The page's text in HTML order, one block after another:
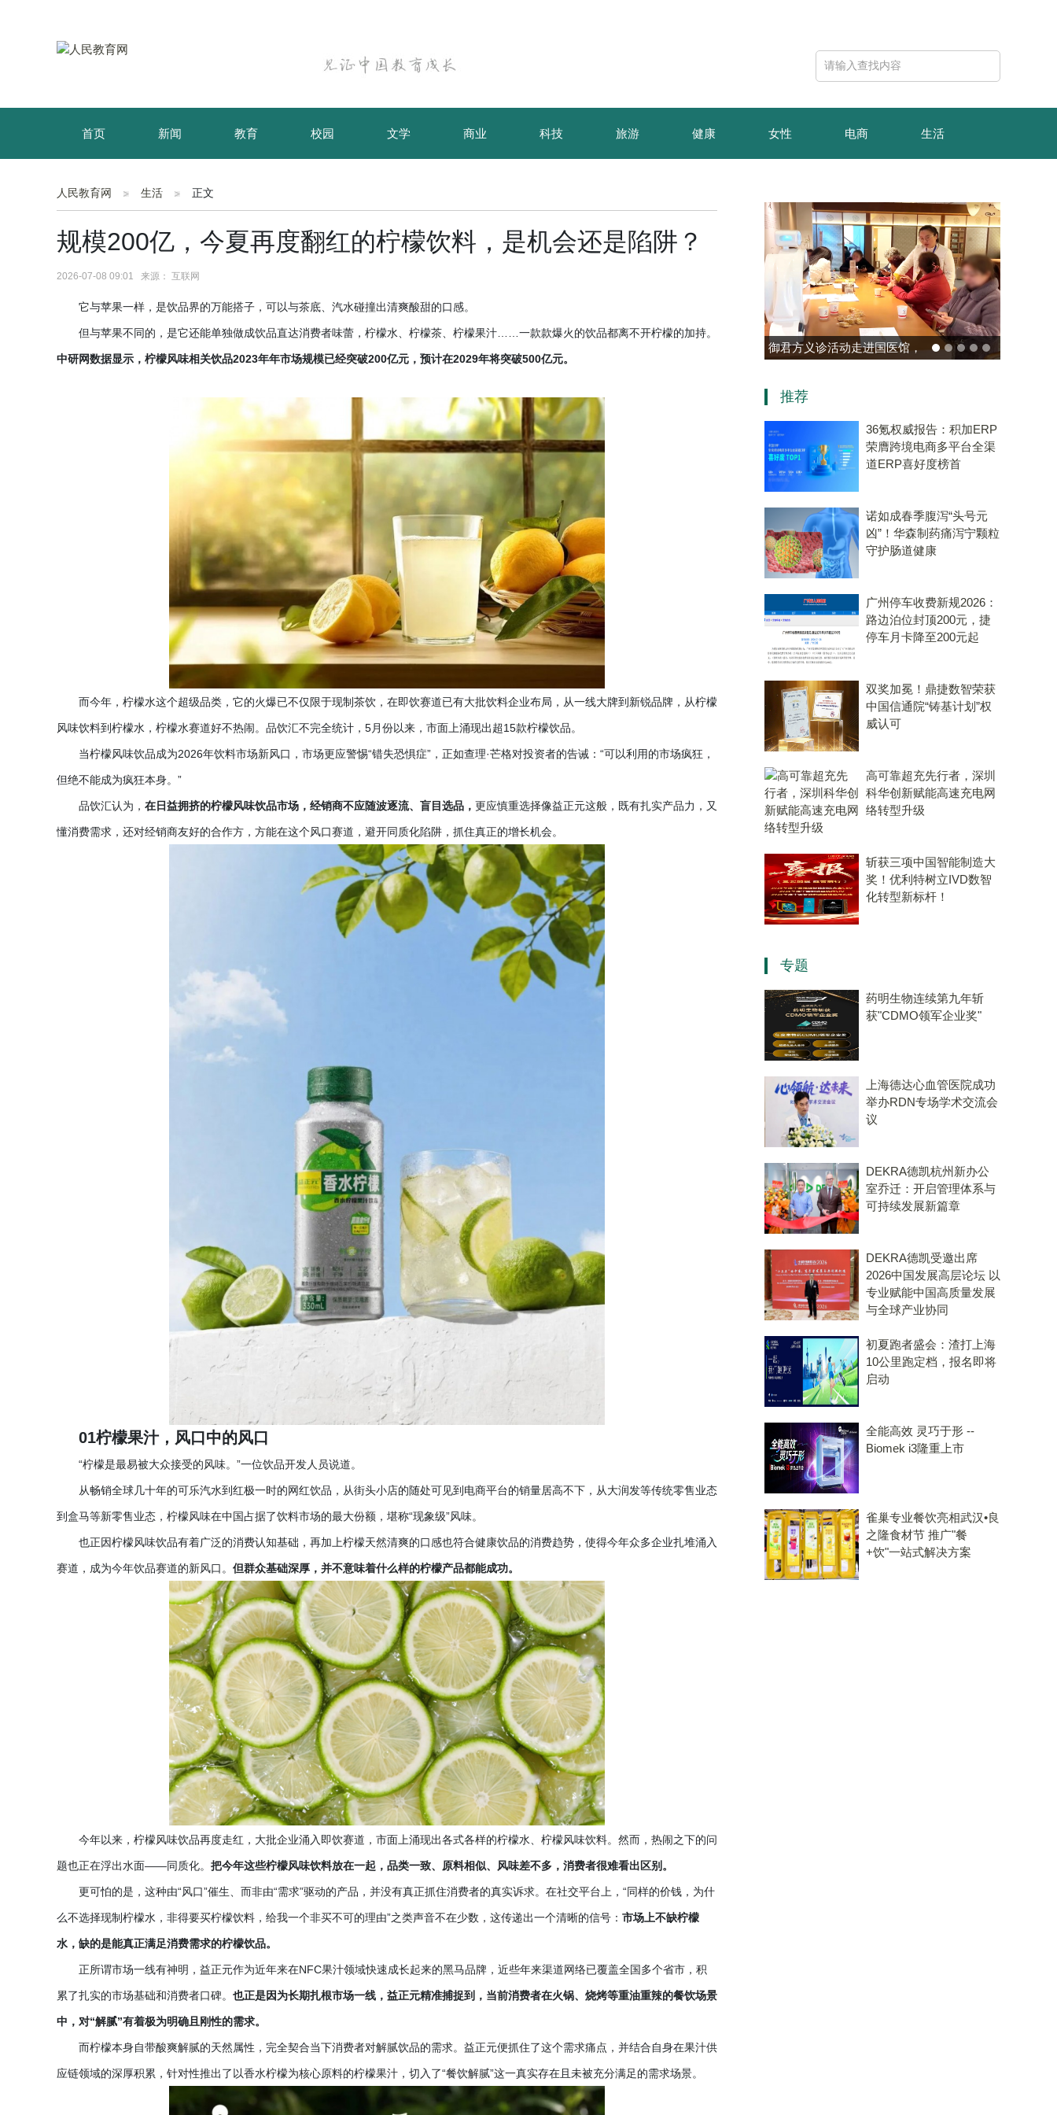
首页 新闻 教育 校园 文学 商业 科技 旅游 健康 女性 电商 生活
育儿 资讯
人民教育网 生活 正文
规模200亿，今夏再度翻红的柠檬饮料，是机会还是陷阱？
2026-07-08 09:01 来源： 互联网
它与苹果一样，是饮品界的万能搭子，可以与茶底、汽水碰撞出清爽酸甜的口感。
但与苹果不同的，是它还能单独做成饮品直达消费者味蕾，柠檬水、柠檬茶、柠檬果汁 ……一款款爆火的饮品都离不开柠檬的加持。
中研网数据显示，柠檬风味相关饮品2023年年市场规模已经突破200亿元，预计在2029年将突破500亿元。
而今年，柠檬水这个超级品类，它的火爆已不仅限于现制茶饮，在即饮赛道已有大批饮料企业布局，从一线大牌到新锐品牌，从柠檬
风味饮料到柠檬水，柠檬水赛道好不热闹。品饮汇不完全统计， 5月份以来，市面上涌现出超15款柠檬饮品。
当柠檬风味饮品成为2026年饮料市场新风口，市场更应警惕“错失恐惧症”，正如查理·芒格对投资者的告诫：“可以利用的市场疯狂，
但绝不能成为疯狂本身。”
品饮汇认为， 在日益拥挤的柠檬风味饮品市场，经销商不应随波逐流、盲目选品， 更应慎重选择像益正元这般，既有扎实产品力，又
懂消费需求，还对经销商友好的合作方，方能在这个风口赛道，避开同质化陷阱，抓住真正的增长机会。
01柠檬果汁，风口中的风口
“柠檬是最易被大众接受的风味。”一位饮品开发人员说道。
从畅销全球几十年的可乐汽水到红极一时的网红饮品，从街头小店的随处可见到电商平台的销量居高不下，从大润发等传统零售业态
到盒马等新零售业态，柠檬风味在中国占据了饮料市场的最大份额，堪称“现象级”风味。
也正因柠檬风味饮品有着广泛的消费认知基础，再加上柠檬天然清爽的口感也符合健康饮品的消费趋势，使得今年众多企业扎堆涌入
赛道，成为今年饮品赛道的新风口。 但群众基础深厚，并不意味着什么样的柠檬产品都能成功。
今年以来，柠檬风味饮品再度走红，大批企业涌入即饮赛道，市面上涌现出各式各样的柠檬水、柠檬风味饮料。然而，热闹之下的问
题也正在浮出水面——同质化。 把今年这些柠檬风味饮料放在一起，品类一致、原料相似、风味差不多，消费者很难看出区别。
更可怕的是，这种由“风口”催生、而非由“需求”驱动的产品，并没有真正抓住消费者的真实诉求。在社交平台上，“同样的价钱，为什
么不选择现制柠檬水，非得要买柠檬饮料，给我一个非买不可的理由”之类声音不在少数，这传递出一个清晰的信号： 市场上不缺柠檬
水，缺的是能真正满足消费需求的柠檬饮品。
正所谓市场一线有神明，益正元作为近年来在NFC果汁领域快速成长起来的黑马品牌，近些年来渠道网络已覆盖全国多个省市，积
累了扎实的市场基础和消费者口碑。 也正是因为长期扎根市场一线，益正元精准捕捉到，当前消费者在火锅、烧烤等重油重辣的餐饮场景
中，对“解腻”有着极为明确且刚性的需求。
而柠檬本身自带酸爽解腻的天然属性，完全契合当下消费者对解腻饮品的需求。益正元便抓住了这个需求痛点，并结合自身在果汁供
应链领域的深厚积累，针对性推出了以香水柠檬为核心原料的柠檬果汁，切入了“餐饮解腻”这一真实存在且未被充分满足的需求场景。
玻色量子完成10亿元B轮融
算机赛道唯一代表！
推荐
36氪权威报告：积加ERP
荣膺跨境电商多平台全渠
道ERP喜好度榜首
诺如成春季腹泻“头号元
凶”！华森制药痛泻宁颗粒
守护肠道健康
广州停车收费新规2026：
路边泊位封顶200元，捷
停车月卡降至200元起
双奖加冕！鼎捷数智荣获
中国信通院“铸基计划”权
威认可
高可靠超充先行者，深圳
科华创新赋能高速充电网
络转型升级
斩获三项中国智能制造大
奖！优利特树立IVD数智
化转型新标杆！
专题
药明生物连续第九年斩
获"CDMO领军企业奖"
上海德达心血管医院成功
举办RDN专场学术交流会
议
DEKRA德凯杭州新办公
室乔迁：开启管理体系与
可持续发展新篇章
DEKRA德凯受邀出席
2026中国发展高层论坛 以
专业赋能中国高质量发展
与全球产业协同
初夏跑者盛会：渣打上海
10公里跑定档，报名即将
启动
全能高效 灵巧于形 --
Biomek i3隆重上市
雀巢专业餐饮亮相武汉•良
之隆食材节 推广"餐
+饮"一站式解决方案